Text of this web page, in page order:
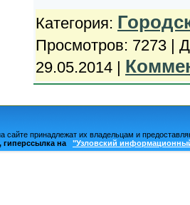
Категория:
Просмотров: 7273 |
29.05.2014 |
принадлежат их владельцам и
на
"Узловский